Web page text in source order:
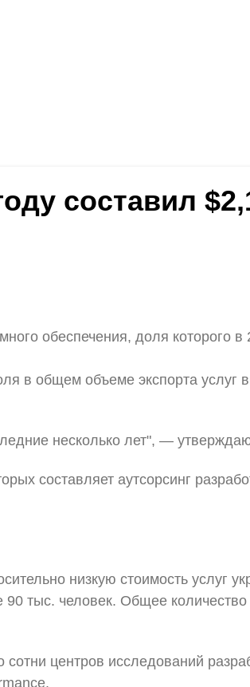
составил
обеспечения, доля которого
в общем объеме экспорта услуг
несколько лет", —
составляет аутсорсинг
низкую стоимость услуг
тыс. человек. Общее
центров исследований